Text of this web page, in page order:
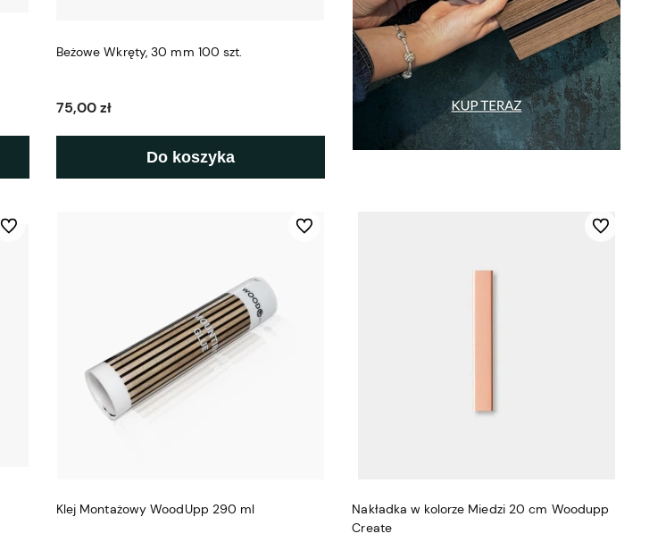
Beżowe Wkręty, 30 mm 100 szt.
75,00 zł
Do koszyka
Do ulubionych
Klej Montażowy WoodUpp 290 ml
Do ulubionych
Nakładka w kolorze Miedzi 20 cm Woodupp
Create
Do ulubionych